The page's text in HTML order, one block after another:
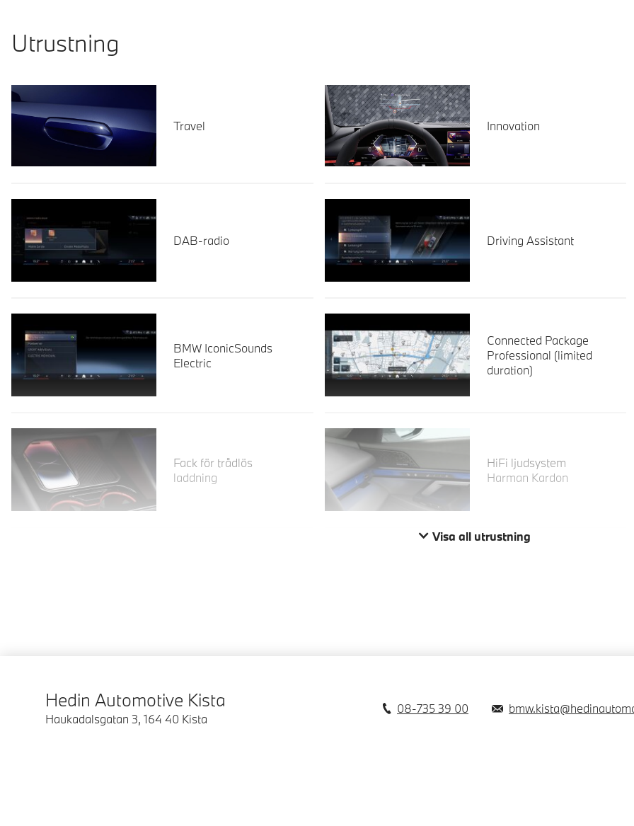
Utrustning
Travel Innovation
DAB-radio Driving Assistant
BMW IconicSounds
Electric
Connected Package
Professional (limited
duration)
Fack för trådlös
laddning
HiFi ljudsystem
Harman Kardon
Visa all utrustning
Läs mer
Hedin Automotive Kista
Haukadalsgatan 3, 164 40 Kista
08-735 39 00